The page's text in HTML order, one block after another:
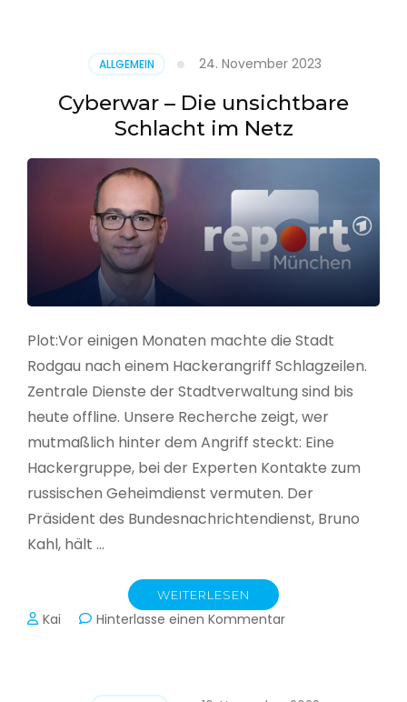
ALLGEMEIN 24. November 2023
Cyberwar – Die unsichtbare
Schlacht im Netz
Plot:Vor einigen Monaten machte die Stadt
Rodgau nach einem Hackerangriff Schlagzeilen.
Zentrale Dienste der Stadtverwaltung sind bis
heute offline. Unsere Recherche zeigt, wer
mutmaßlich hinter dem Angriff steckt: Eine
Hackergruppe, bei der Experten Kontakte zum
russischen Geheimdienst vermuten. Der
Präsident des Bundesnachrichtendienst, Bruno
Kahl, hält …
WEITERLESEN
Kai Hinterlasse einen Kommentarzu